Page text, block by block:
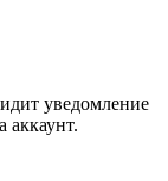
уведомление
аккаунт.